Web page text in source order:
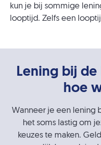
kun je bij sommige
looptijd. Zelfs een
Lening bij
hoe
Wanneer je een lening
het soms lastig om
keuzes te maken.